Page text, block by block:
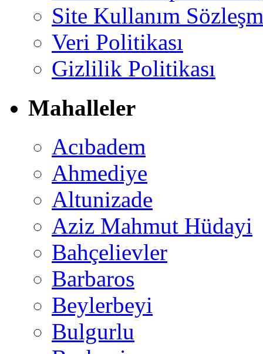
Site Kullanım
Veri Politikası
Gizlilik Politikası
Mahalleler
Acıbadem
Ahmediye
Altunizade
Aziz Mahmut Hüdayi
Bahçelievler
Barbaros
Beylerbeyi
Bulgurlu